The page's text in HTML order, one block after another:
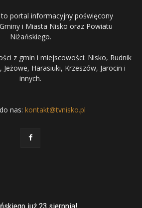
portal informacyjny poświęcony
i Miasta Nisko oraz Powiatu
Niżańskiego.
z gmin i miejscowości: Nisko, Rudnik
Harasiuki, Krzeszów, Jarocin i
innych.
nas: kontakt@tvnisko.pl